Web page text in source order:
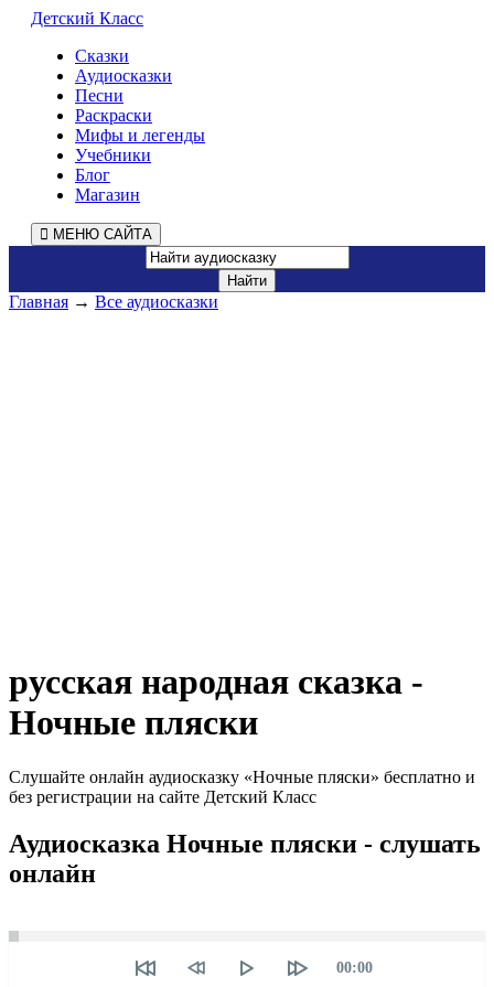
Детский Класс
Сказки
Аудиосказки
Песни
Раскраски
Мифы и легенды
Учебники
Блог
Магазин
МЕНЮ САЙТА
Главная → Все аудиосказки
русская народная сказка -
Ночные пляски
Слушайте онлайн аудиосказку «Ночные пляски» бесплатно и
без регистрации на сайте Детский Класс
Аудиосказка Ночные пляски - слушать
онлайн
Текущее
00:00